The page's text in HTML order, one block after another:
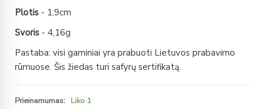
Plotis - 1,9cm
Svoris - 4,16g
Pastaba: visi gaminiai yra prabuoti Lietuvos prabavimo
rūmuose. Šis žiedas turi safyrų sertifikatą.
Prieinamumas: Liko 1